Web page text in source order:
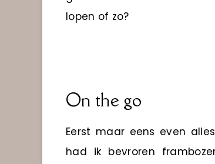
lopen of zo?
On the go
Eerst maar eens even
had ik bevroren